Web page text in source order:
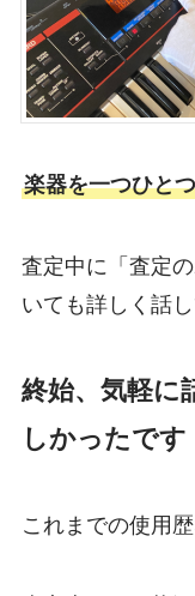
楽器を一つひと
査定中に「査定
いても詳しく話し
終始、気軽に
しかったです
これまでの使用